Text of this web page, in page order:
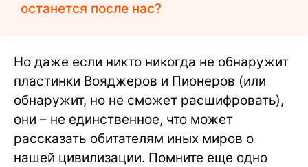
останется после нас?
Но даже если никто никогда не обнаружит
пластинки Вояджеров и Пионеров (или
обнаружит, но не сможет расшифровать),
они – не единственное, что может
рассказать обитателям иных миров о
нашей цивилизации. Помните еще одно